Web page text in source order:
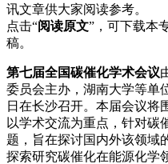
讯文章供大家阅读参考。
点击“阅读原文”，可下载本
稿。
第七届全国碳催化学术会议
委员会主办，湖南大学等单
日在长沙召开。本届会议将
以学术交流为重点，针对碳
题，旨在探讨国内外该领域
探索研究碳催化在能源化学